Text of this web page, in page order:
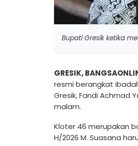
Bupati Gresik ketika
GRESIK,
resmi berangkat
Gresik, Fandi Achmad
malam.
Kloter 46 merupakan
H/2026 M. Suasana